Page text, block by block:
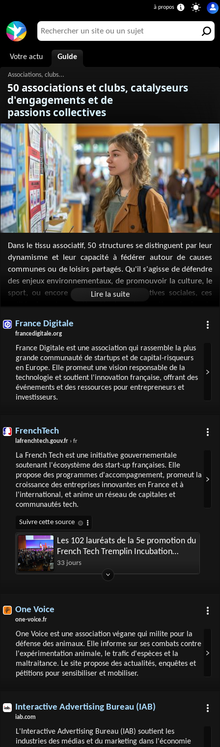
Votre actu Guide
50 associations et clubs, catalyseurs
d'engagements et de
passions collectives
Dans le tissu associatif, 50 structures se distinguent par leur
dynamisme et leur capacité à fédérer autour de causes
communes ou de loisirs partagés. Qu'il s'agisse de défendre
des enjeux environnementaux, de promouvoir la culture, le
sport, ou encore de soutenir des initiatives sociales, ces
d'action, permettant à chacun de contribuer à une société
incarnent la diversité des intérêts et la richesse des
engagements citoyens.
France Digitale
francedigitale.org
France Digitale est une association qui rassemble la plus
grande communauté de startups et de capital-risqueurs
en Europe. Elle promeut une vision responsable de la
technologie et soutient l'innovation française, offrant des
événements et des ressources pour entrepreneurs et
investisseurs.
FrenchTech
lafrenchtech.gouv.fr › fr
La French Tech est une initiative gouvernementale
soutenant l'écosystème des start-up françaises. Elle
propose des programmes d'accompagnement, promeut la
croissance des entreprises innovantes en France et à
l'international, et anime un réseau de capitales et
communautés tech.
Les 102 lauréats de la 5e promotion du
French Tech Tremplin Incubation
dévoilés à VivaTech
33 jours
One Voice
one-voice.fr
One Voice est une association végane qui milite pour la
défense des animaux. Elle informe sur ses combats contre
l'expérimentation animale, le trafic d'espèces et la
maltraitance. Le site propose des actualités, enquêtes et
pétitions pour sensibiliser et mobiliser.
Interactive Advertising Bureau (IAB)
iab.com
L'Interactive Advertising Bureau (IAB) soutient les
industries des médias et du marketing dans l'économie